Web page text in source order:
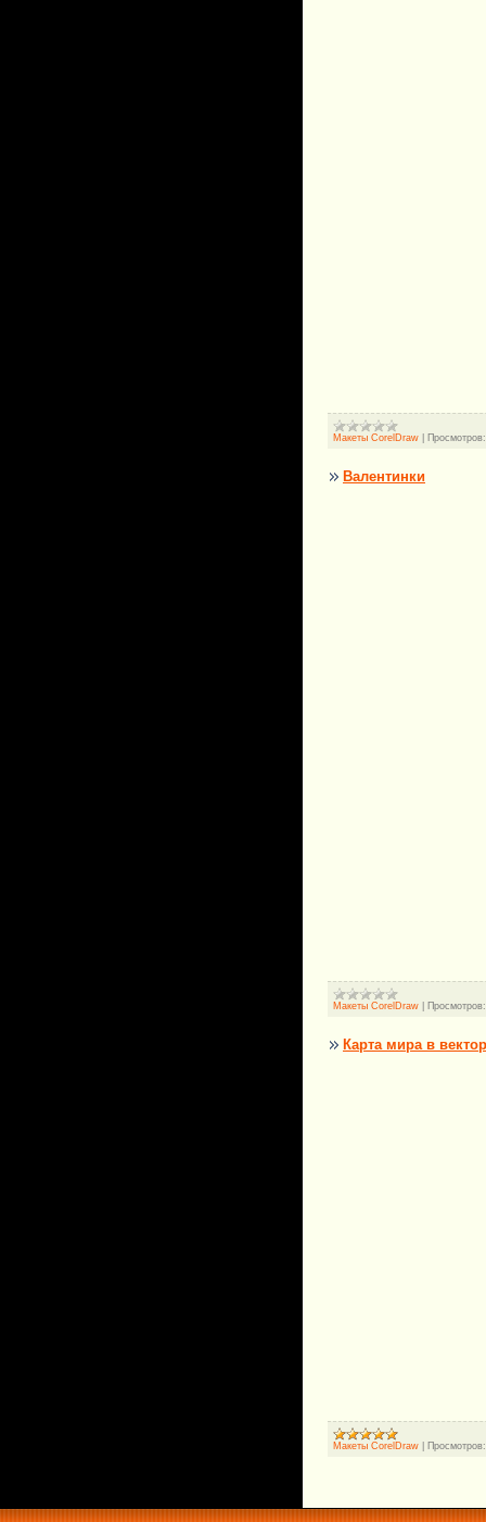
Макеты CorelDraw Просмотров:
Валентинки
Макеты CorelDraw Просмотров:
Карта мира в
Макеты CorelDraw Просмотров: